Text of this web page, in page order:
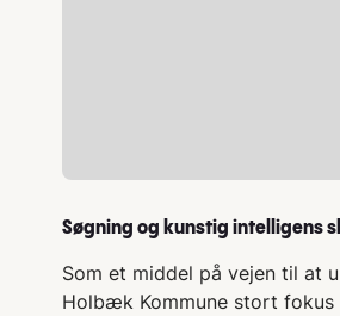
Søgning og kunstig intelligens
Som et middel på vejen til at
Holbæk Kommune stort fokus